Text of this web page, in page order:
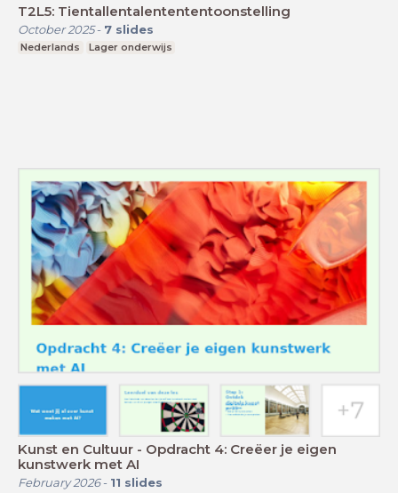
T2L5: Tientallentalentententoonstelling
October 2025- 7 slides
Nederlands Lager onderwijs
Kunst en Cultuur - Opdracht 4: Creëer je eigen
kunstwerk met AI
February 2026- 11 slides